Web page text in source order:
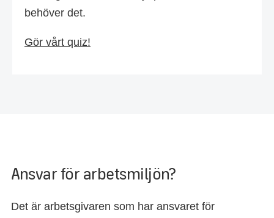
behöver det.
Gör vårt quiz!
Ansvar för arbetsmiljön?
Det är arbetsgivaren som har ansvaret för